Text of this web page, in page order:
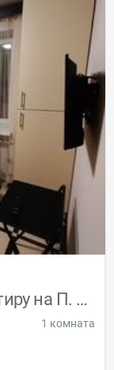
Сдам посуточно 1ком. Квартиру на П. поле
1 комната